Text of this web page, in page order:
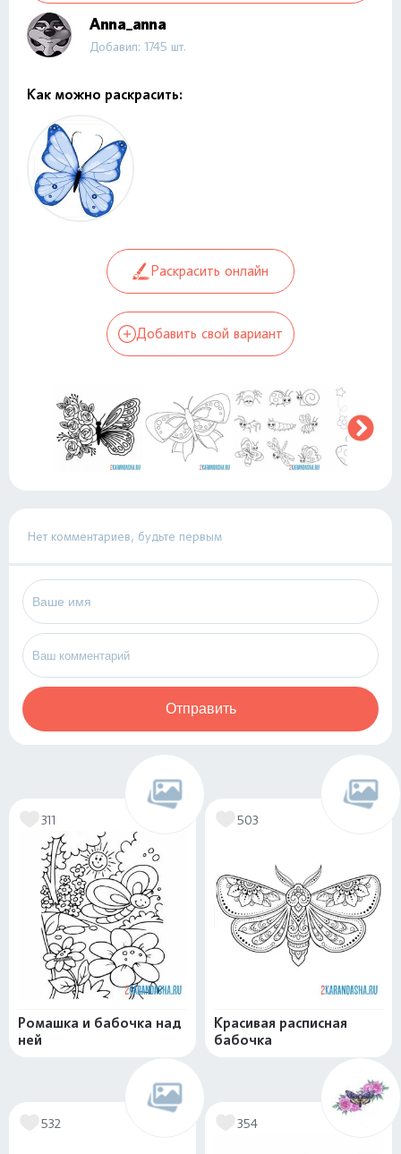
Anna_anna
Добавил: 1745 шт.
Как можно раскрасить:
Раскрасить онлайн
Добавить свой вариант
Нет комментариев, будьте первым
Отправить
311
Ромашка и бабочка над
ней
503
Красивая расписная
бабочка
532 354